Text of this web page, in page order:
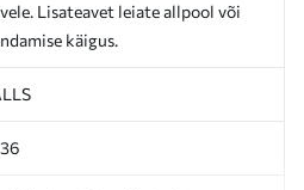
Lisateavet leiate allpool või
käigus.